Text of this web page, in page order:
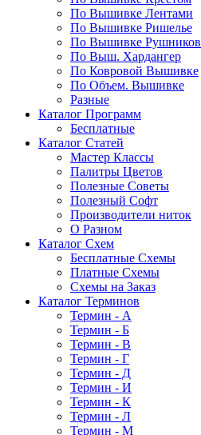
По Вышивке Лентами
По Вышивке Ришелье
По Вышивке Рушников
По Выш. Хардангер
По Ковровой Вышивке
По Объем. Вышивке
Разные
Каталог Программ
Бесплатные
Каталог Статей
Мастер Классы
Палитры Цветов
Полезные Советы
Полезный Софт
Производители ниток
О Разном
Каталог Схем
Бесплатные Схемы
Платные Схемы
Схемы на Заказ
Каталог Терминов
Термин - А
Термин - Б
Термин - В
Термин - Г
Термин - Д
Термин - И
Термин - К
Термин - Л
Термин - М